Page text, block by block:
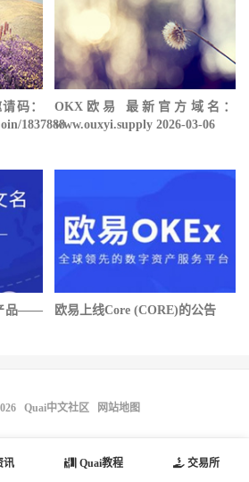
码：
1837888
OKX欧易 最新官方域名：
www.ouxyi.supply 2026-03-06
品——
欧易上线Core (CORE)的公告
讯 Quai教程 交易所
Quai中文社区 网站地图